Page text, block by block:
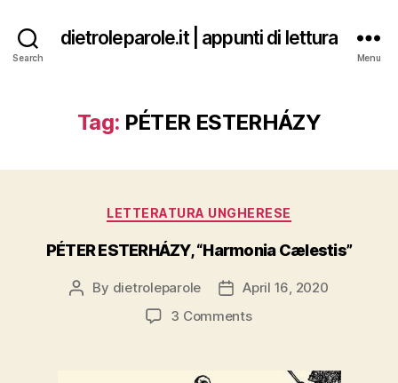
Search
dietroleparole.it | appunti di lettura
Menu
Tag: PÉTER ESTERHÁZY
Categories
LETTERATURA UNGHERESE
PÉTER ESTERHÁZY, “Harmonia Cælestis”
Post
By dietroleparole
PostApril 16, 2020
3 Commentson
“Harmonia